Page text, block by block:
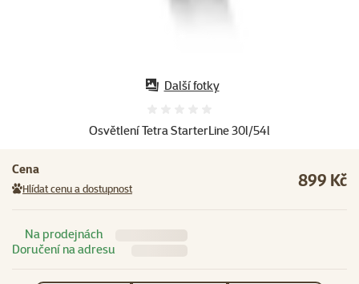
Osvětlení Tetra StarterLine 30l/54l
Cena
Hlídat cenu a dostupnost 899 Kč
Na prodejnách
Doručení na adresu
Další fotky